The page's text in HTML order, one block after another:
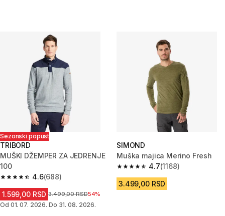
Sezonski popust
TRIBORD
MUŠKI DŽEMPER ZA JEDRENJE
100
4.6
4.6 od 5 zvezdica from 688 Recenzije
(688)
1.599,00 RSD Cena pre sniženja
3.499,00 RSD54%
Od 01. 07. 2026. Do 31. 08. 2026.
SIMOND
Muška majica Merino Fresh
4.7
4.7 od 5 zvezdica from 1168
(1168)
3.499,00 RSD